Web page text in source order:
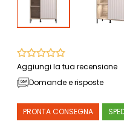
Aggiungi la tua recensione
Domande e risposte
PRONTA CONSEGNA